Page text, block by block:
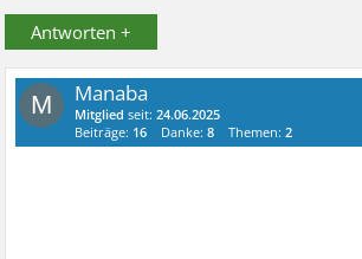
Antworten +
M Manaba
Mitglied seit:24.06.2025
Beiträge: 16 Danke:8 Themen:2